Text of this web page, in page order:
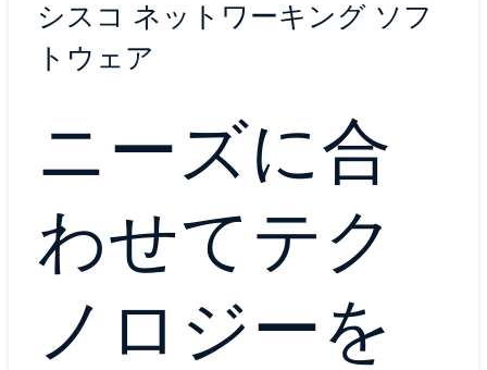
シスコ ネットワーキング ソフ
トウェア
ニーズに合
わせてテク
ノロジーを